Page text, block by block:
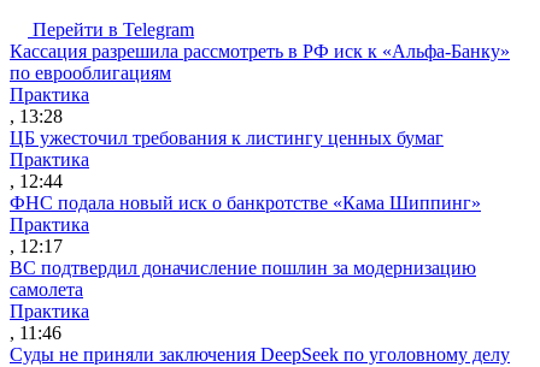
Перейти в Telegram
Кассация разрешила рассмотреть в РФ иск к «Альфа-Банку»
по еврооблигациям
Практика
, 13:28
ЦБ ужесточил требования к листингу ценных бумаг
Практика
, 12:44
ФНС подала новый иск о банкротстве «Кама Шиппинг»
Практика
, 12:17
ВС подтвердил доначисление пошлин за модернизацию
самолета
Практика
, 11:46
Суды не приняли заключения DeepSeek по уголовному делу